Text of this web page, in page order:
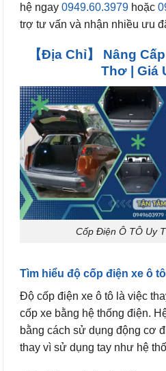
hệ ngay 0949.60.3979 hoặc
trợ tư vấn và nhận nhiều ưu
【Địa Chỉ】 Nâng
Thơ | Giá
Cốp Điện Ô TÔ Uy
Tìm hiểu độ cốp điện xe ô
Độ cốp điện xe ô tô là việc
cốp xe bằng hệ thống điện.
bằng cách sử dụng động cơ
thay vì sử dụng tay như hệ